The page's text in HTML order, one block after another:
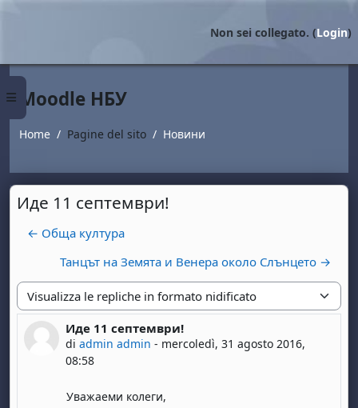
Pannello laterale
Non sei collegato. (Login)
Moodle НБУ
Home Pagine del sito Новини
Иде 11 септември!
← Обща култура
Танцът на Земята и Венера около Слънцето →
Modalità visualizzazione
Иде 11 септември!
diadmin admin - mercoledì, 31 agosto 2016,
08:58
Numero di risposte: 0
Уважаеми колеги,